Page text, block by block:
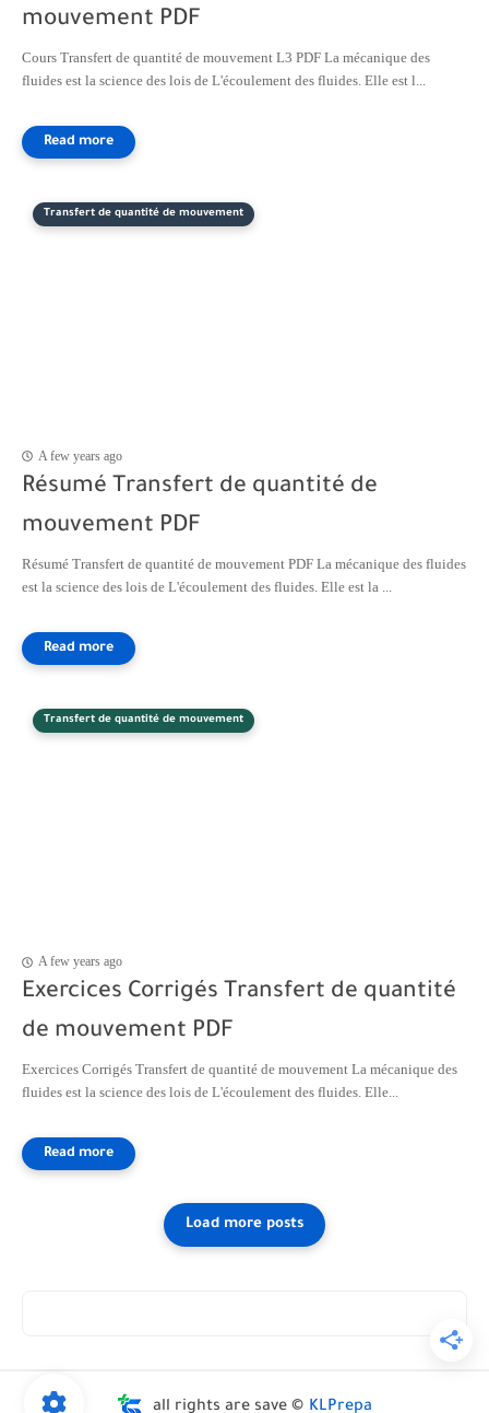
mouvement PDF
Cours Transfert de quantité de mouvement L3 PDF La mécanique des
fluides est la science des lois de L'écoulement des fluides. Elle est l...
Transfert de quantité de mouvement
A few years ago
Résumé Transfert de quantité de
mouvement PDF
Résumé Transfert de quantité de mouvement PDF La mécanique des fluides
est la science des lois de L'écoulement des fluides. Elle est la ...
Transfert de quantité de mouvement
A few years ago
Exercices Corrigés Transfert de quantité
de mouvement PDF
Exercices Corrigés Transfert de quantité de mouvement La mécanique des
fluides est la science des lois de L'écoulement des fluides. Elle...
all rights are save © KLPrepa